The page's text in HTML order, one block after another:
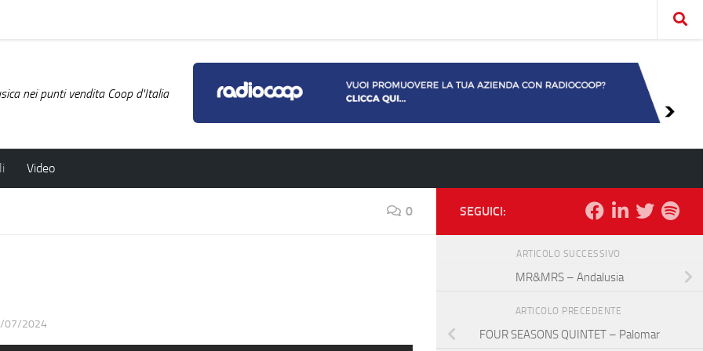
nei punti vendita Coop d'Italia
Video
0
07/2024
SEGUICI:
ARTICOLO SUCCESSIVO
MR&MRS – Andalusia
ARTICOLO PRECEDENTE
FOUR SEASONS QUINTET – Palomar